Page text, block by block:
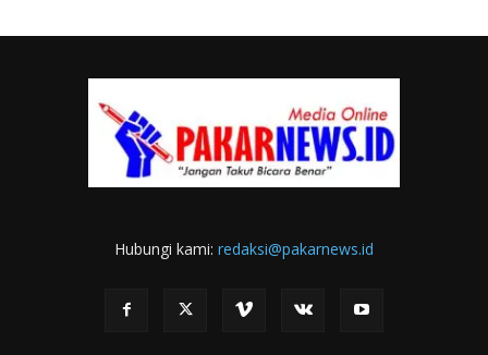
Hubungi kami: redaksi@pakarnews.id